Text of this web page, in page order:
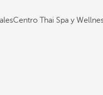
Centro Thai Spa y